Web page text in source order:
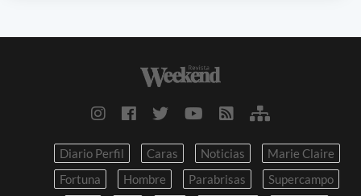
Diario Perfil Caras Noticias
Marie Claire
Fortuna
Hombre Parabrisas Supercampo